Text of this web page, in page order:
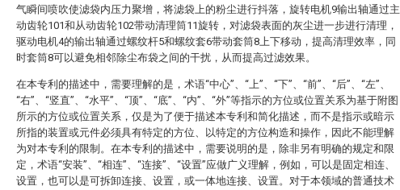
气瞬间喷吹使滤袋内压力聚增，将滤袋上的粉尘进行抖落，旋转电机9输出轴通过主
动齿轮101和从动齿轮102带动清理筒11旋转，对滤袋表面的灰尘进一步进行清理，
驱动电机4的输出轴通过螺纹杆5和螺纹套6带动套筒8上下移动，提高清理效率，同
时套筒8可以避免相邻除尘布袋之间的干扰，从而提高过滤效果。
在本专利的描述中，需要理解的是，术语“中心”、“上”、“下”、“前”、“后”、“左”、
“右”、“竖直”、“水平”、“顶”、“底”、“内”、“外”等指示的方位或位置关系为基于附图
所示的方位或位置关系，仅是为了便于描述本专利和简化描述，而不是指示或暗示
所指的装置或元件必须具有特定的方位、以特定的方位构造和操作，因此不能理解
为对本专利的限制。在本专利的描述中，需要说明的是，除非另有明确的规定和限
定，术语“安装”、“相连”、“连接”、“设置”应做广义理解，例如，可以是固定相连、
设置，也可以是可拆卸连接、设置，或一体地连接、设置。对于本领域的普通技术